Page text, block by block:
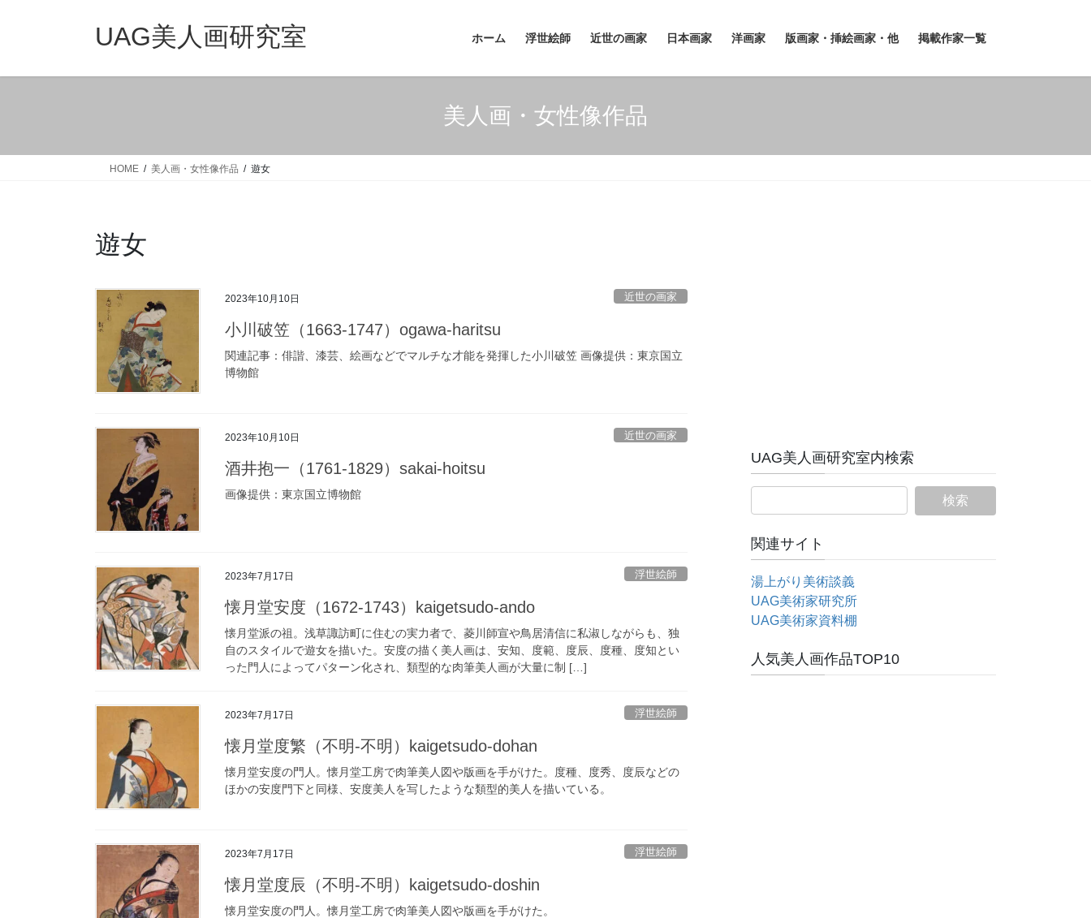
UAG美人画研究室 ホーム 浮世絵師 近世の画家 日本画家 洋画家 版画家・挿絵画家・他 掲載作家一覧
美人画・女性像作品
HOME 美人画・女性像作品 遊女
遊女
2023年10月10日 近世の画家
小川破笠（1663-1747）ogawa-haritsu
関連記事：俳諧、漆芸、絵画などでマルチな才能を発揮した小川破笠 画像提供：東京国立
博物館
2023年10月10日 近世の画家
酒井抱一（1761-1829）sakai-hoitsu
画像提供：東京国立博物館
2023年7月17日 浮世絵師
懐月堂安度（1672-1743）kaigetsudo-ando
懐月堂派の祖。浅草諏訪町に住むの実力者で、菱川師宣や鳥居清信に私淑しながらも、独
自のスタイルで遊女を描いた。安度の描く美人画は、安知、度範、度辰、度種、度知とい
った門人によってパターン化され、類型的な肉筆美人画が大量に制 […]
2023年7月17日 浮世絵師
懐月堂度繁（不明-不明）kaigetsudo-dohan
懐月堂安度の門人。懐月堂工房で肉筆美人図や版画を手がけた。度種、度秀、度辰などの
ほかの安度門下と同様、安度美人を写したような類型的美人を描いている。
2023年7月17日 浮世絵師
懐月堂度辰（不明-不明）kaigetsudo-doshin
懐月堂安度の門人。懐月堂工房で肉筆美人図や版画を手がけた。
UAG美人画研究室内検索
関連サイト
湯上がり美術談義
UAG美術家研究所
UAG美術家資料棚
人気美人画作品TOP10